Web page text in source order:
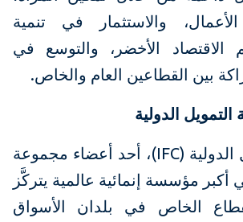
والاستثمار في تنمية
الاقتصاد الأخضر، والتوسع في
بين القطاعين العام والخاص.
الدولية
مؤسسة التمويل الدولية (IFC)، أحد أعضاء مجموعة
أكبر مؤسسة إنمائية عالمية يتركَّز
الخاص في بلدان الأسواق